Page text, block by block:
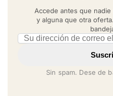
Accede antes que
y alguna que otra
Email address
Sin spam. Dese de